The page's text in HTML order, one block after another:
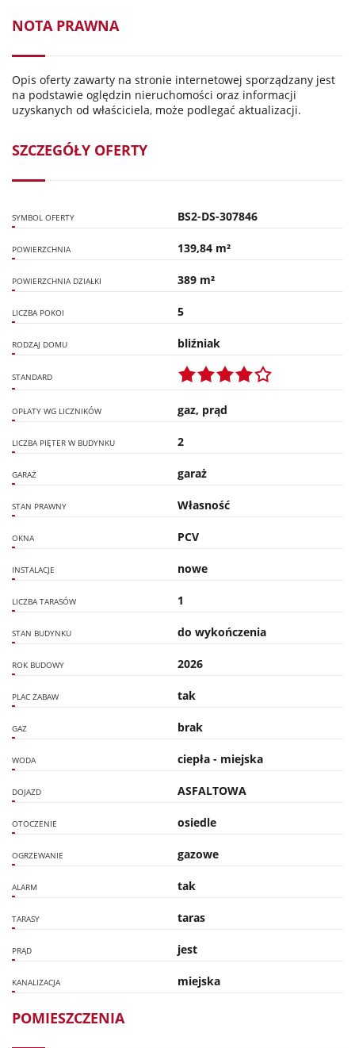
NOTA PRAWNA
Opis oferty zawarty na stronie internetowej sporządzany jest
na podstawie oględzin nieruchomości oraz informacji
uzyskanych od właściciela, może podlegać aktualizacji.
SZCZEGÓŁY OFERTY
SYMBOL OFERTY BS2-DS-307846
POWIERZCHNIA 139,84 m²
POWIERZCHNIA DZIAŁKI 389 m²
LICZBA POKOI 5
RODZAJ DOMU bliźniak
STANDARD
OPŁATY WG LICZNIKÓW gaz, prąd
LICZBA PIĘTER W BUDYNKU 2
GARAŻ garaż
STAN PRAWNY Własność
OKNA PCV
INSTALACJE nowe
LICZBA TARASÓW 1
STAN BUDYNKU do wykończenia
ROK BUDOWY 2026
PLAC ZABAW tak
GAZ brak
WODA ciepła - miejska
DOJAZD ASFALTOWA
OTOCZENIE osiedle
OGRZEWANIE gazowe
ALARM tak
TARASY taras
PRĄD jest
KANALIZACJA miejska
POMIESZCZENIA